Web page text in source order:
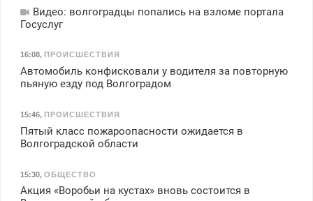
Видео: волгоградцы попались на взломе портала
Госуслуг
16:08, ПРОИСШЕСТВИЯ
Автомобиль конфисковали у водителя за повторную
пьяную езду под Волгоградом
15:46, ПРОИСШЕСТВИЯ
Пятый класс пожароопасности ожидается в
Волгоградской области
15:30, ОБЩЕСТВО
Акция «Воробьи на кустах» вновь состоится в